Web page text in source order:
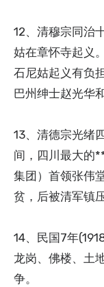
12、清穆宗同治
姑在章怀寺起义
石尼姑起义有负
巴州绅士赵光华
13、清德宗光绪
间，四川最大的
集团）首领张伟
贫，后被清军镇压
14、民国7年
龙岗、佛楼、土
争。